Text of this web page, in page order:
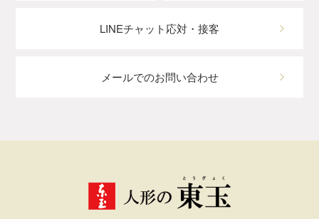
LINEチャット応対・接客
メールでのお問い合わせ